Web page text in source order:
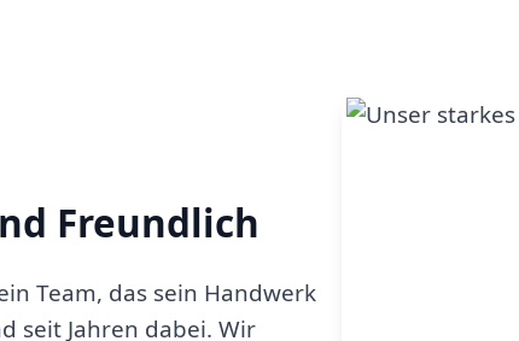
Freundlich
Team, das sein Handwerk
seit Jahren dabei. Wir